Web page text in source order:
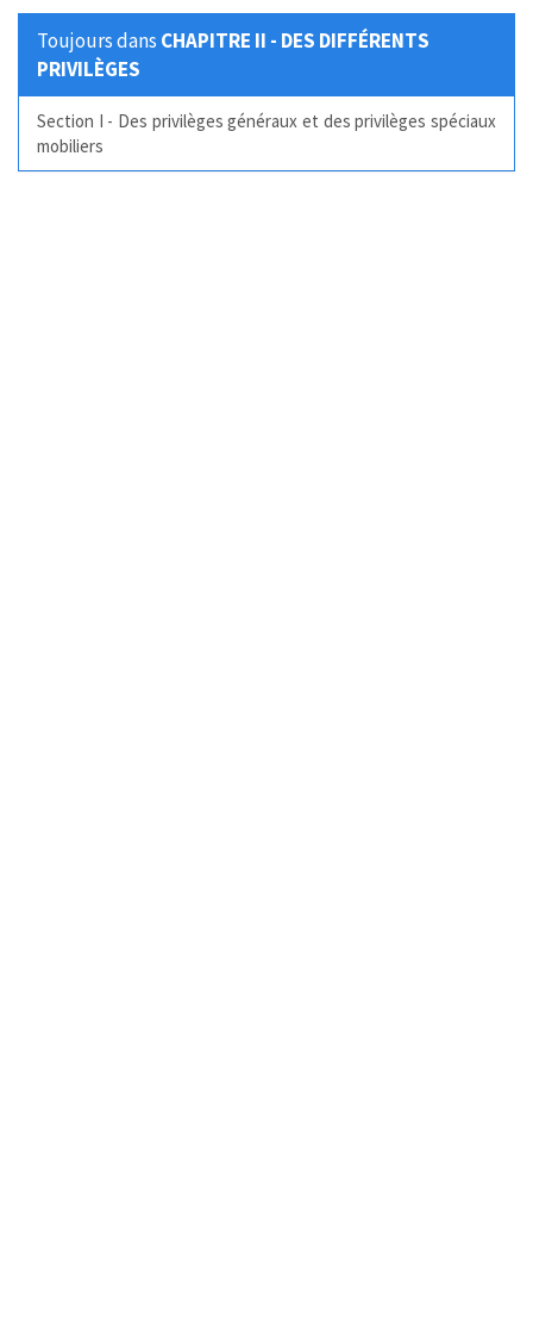
Toujours dans CHAPITRE II - DES DIFFÉRENTS
PRIVILÈGES
Section I - Des privilèges généraux et des privilèges spéciaux
mobiliers